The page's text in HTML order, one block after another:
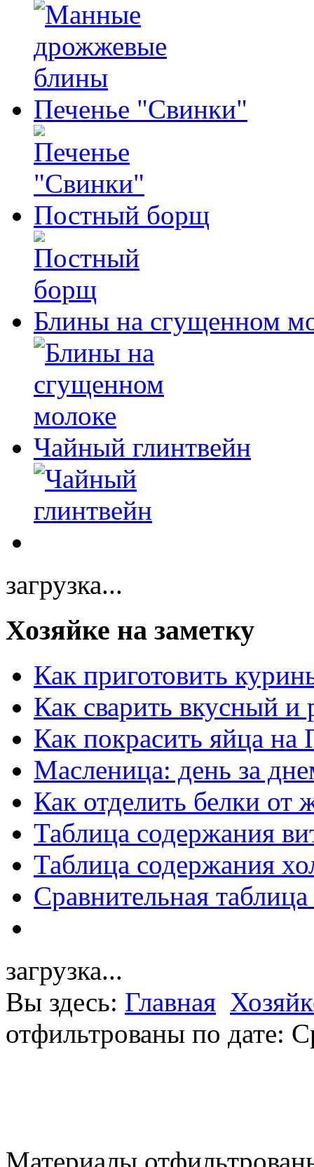
Печенье "Свинки"
Постный борщ
Блины на сгущенном
Чайный глинтвейн
загрузка...
Хозяйке на заметку
Как приготовить
Как сварить вкусный и
Как покрасить яйца на
Масленица: день за
Как отделить белки от
Таблица содержания
Таблица содержания
Сравнительная
загрузка...
Вы здесь: Главная
отфильтрованы по дате: